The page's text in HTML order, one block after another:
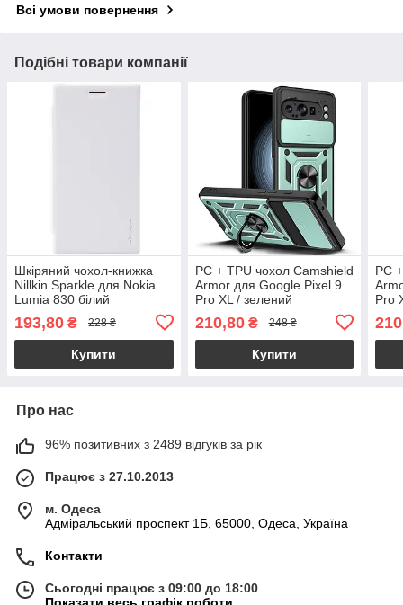
Всі умови повернення
Подібні товари компанії
Шкіряний чохол-книжка
Nillkin Sparkle для Nokia
Lumia 830 білий
193,80 ₴ 228 ₴
Купити
PC + TPU чохол Camshield
Armor для Google Pixel 9
Pro XL / зелений
210,80₴ 248 ₴
Купити
PC
Pro
Про нас
96% позитивних з 2489 відгуків за рік
Працює з 27.10.2013
м. Одеса
Адміральський проспект 1Б, 65000, Одеса, Україна
Контакти
Сьогодні працює з 09:00 до 18:00
Показати весь графік роботи